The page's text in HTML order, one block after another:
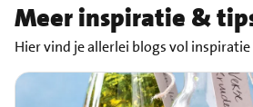
Meer inspiratie &
Hier vind je allerlei blogs vol inspiratie